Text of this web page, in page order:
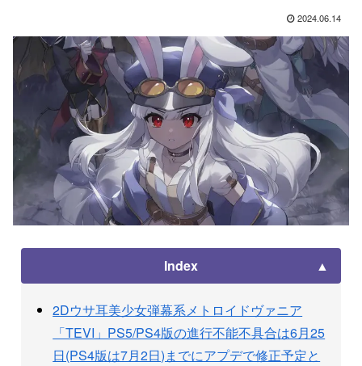
2024.06.14
Index
2Dウサ耳美少女弾幕系メトロイドヴァニア
「TEVI」PS5/PS4版の進行不能不具合は6月25
日(PS4版は7月2日)までにアプデで修正予定と